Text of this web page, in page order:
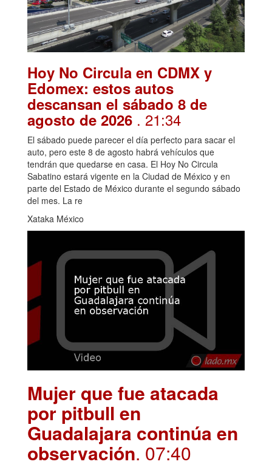
Hoy No Circula en CDMX y
Edomex: estos autos
descansan el sábado 8 de
agosto de 2026 . 21:34
El sábado puede parecer el día perfecto para sacar el
auto, pero este 8 de agosto habrá vehículos que
tendrán que quedarse en casa. El Hoy No Circula
Sabatino estará vigente en la Ciudad de México y en
parte del Estado de México durante el segundo sábado
del mes. La re
Xataka México
Mujer que fue atacada
por pitbull en
Guadalajara continúa en
observación. 07:40